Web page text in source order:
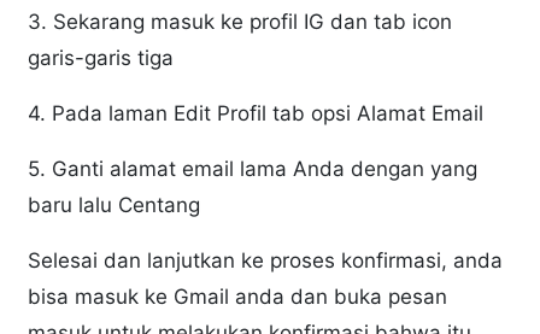
3. Sekarang masuk ke profil IG dan tab icon
garis-garis tiga
4. Pada laman Edit Profil tab opsi Alamat Email
5. Ganti alamat email lama Anda dengan yang
baru lalu Centang
Selesai dan lanjutkan ke proses konfirmasi, anda
bisa masuk ke Gmail anda dan buka pesan